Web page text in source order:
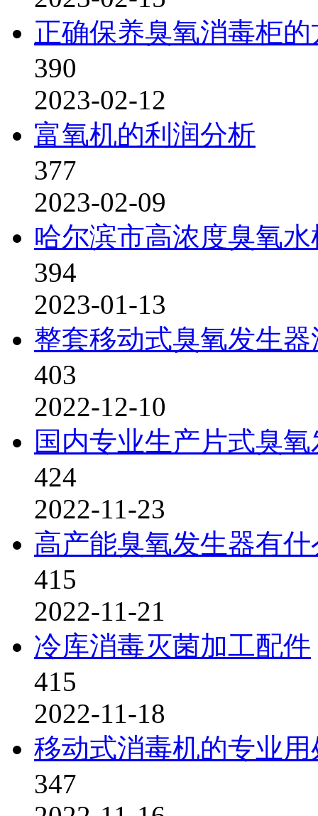
正确保养臭氧消毒柜的
390
2023-02-12
富氧机的利润分析
377
2023-02-09
哈尔滨市高浓度臭氧水
394
2023-01-13
整套移动式臭氧发生
403
2022-12-10
国内专业生产片式臭
424
2022-11-23
高产能臭氧发生器有
415
2022-11-21
冷库消毒灭菌加工配件
415
2022-11-18
移动式消毒机的专业用
347